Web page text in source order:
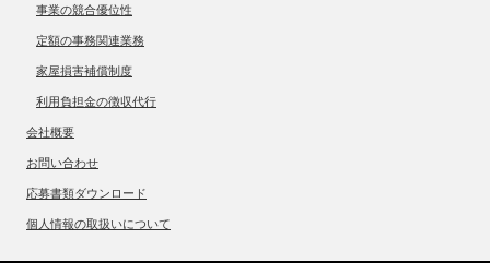
事業の競合優位性
定額の事務関連業務
家屋損害補償制度
利用負担金の徴収代行
会社概要
お問い合わせ
応募書類ダウンロード
個人情報の取扱いについて